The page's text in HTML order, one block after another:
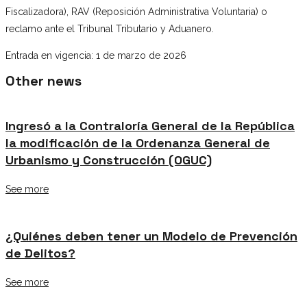
Fiscalizadora), RAV (Reposición Administrativa Voluntaria) o
reclamo ante el Tribunal Tributario y Aduanero.
Entrada en vigencia: 1 de marzo de 2026
Other news
Ingresó a la Contraloría General de la República
la modificación de la Ordenanza General de
Urbanismo y Construcción (OGUC)
See more
¿Quiénes deben tener un Modelo de Prevención
de Delitos?
See more